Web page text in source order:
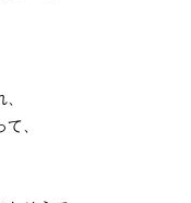
、